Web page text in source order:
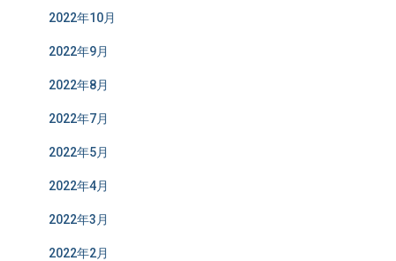
2022年10月
2022年9月
2022年8月
2022年7月
2022年5月
2022年4月
2022年3月
2022年2月